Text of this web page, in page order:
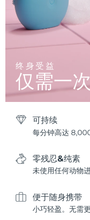
终身受益
仅需一
可持续
每分钟高达
零残忍&纯素
未使用任何动物
便于随身携带
小巧轻盈。无需更